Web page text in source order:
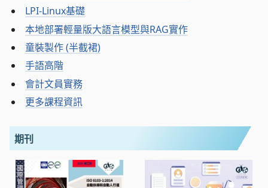
LPI-Linux基礎
本地部署輕量版大語言模型與RAG實作
童裝製作 (半截裙)
手語高階
會計文員實務
更多課程資訊
期刊